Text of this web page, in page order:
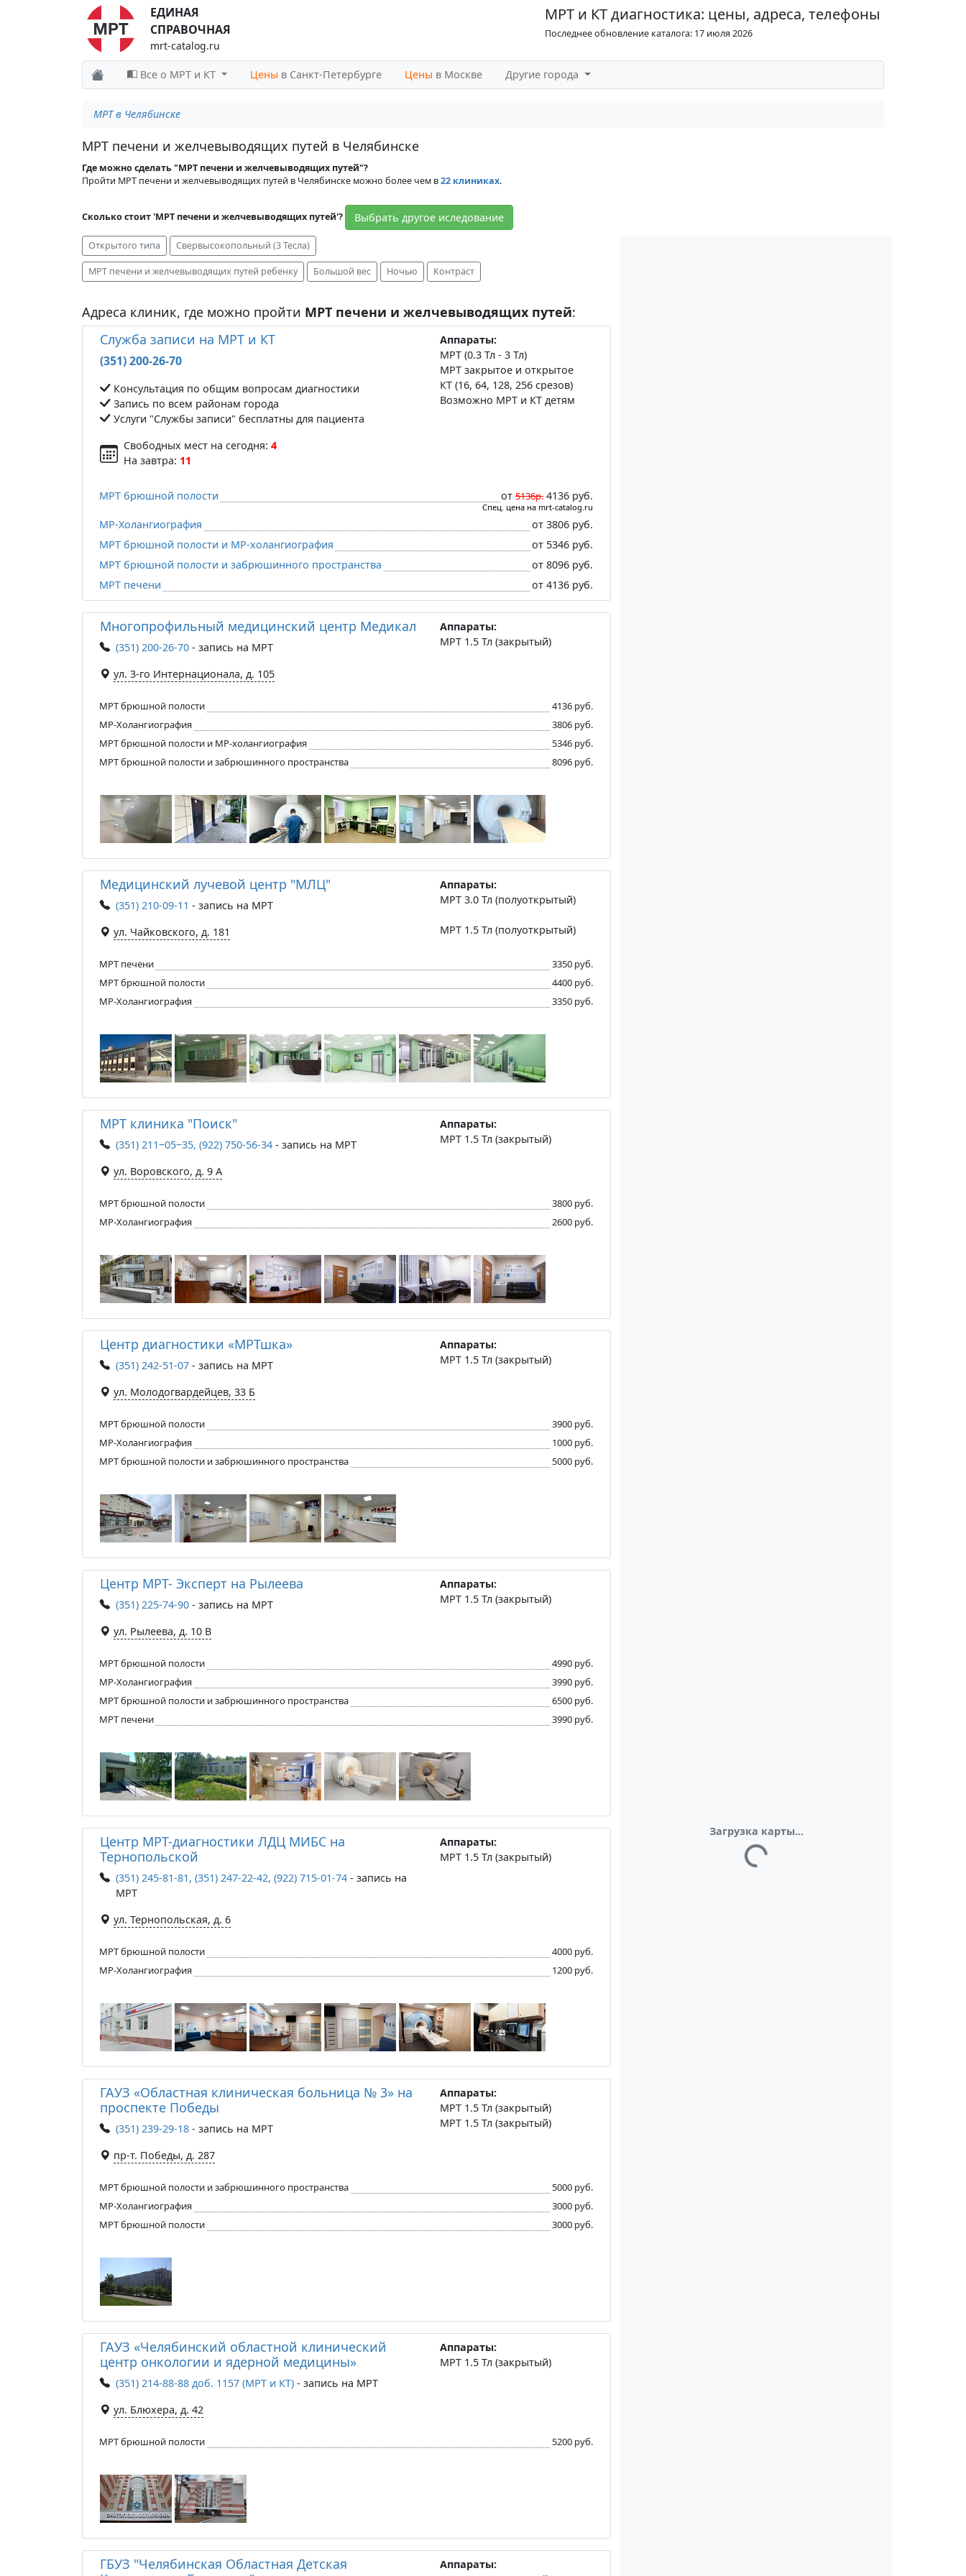
ЕДИНАЯ
СПРАВОЧНАЯ
mrt-catalog.ru
МРТ и КТ диагностика: цены, адреса, телефоны
Последнее обновление каталога: 17 июля 2026
Все о МРТ и КТ Цены в Санкт-Петербурге Цены в Москве Другие города
МРТ в Челябинске
МРТ печени и желчевыводящих путей в Челябинске
Где можно сделать "МРТ печени и желчевыводящих путей"?
Пройти МРТ печени и желчевыводящих путей в Челябинске можно более чем в22 клиниках.
Сколько стоит 'МРТ печени и желчевыводящих путей'? Выбрать другое иследование
Открытого типа Свервысокопольный (3 Тесла)
МРТ печени и желчевыводящих путей ребенку Большой вес Ночью Контраст
Адреса клиник, где можно пройти МРТ печени и желчевыводящих путей:
Служба записи на МРТ и КТ
(351) 200-26-70
Консультация по общим вопросам диагностики
Запись по всем районам города
Услуги "Службы записи" бесплатны для пациента
Свободных мест на сегодня: 4
На завтра: 11
Аппараты:
МРТ (0.3 Тл - 3 Тл)
МРТ закрытое и открытое
КТ (16, 64, 128, 256 срезов)
Возможно МРТ и КТ детям
МРТ брюшной полости от 5136р. 4136 руб.
Спец. цена на mrt-catalog.ru
МР-Холангиография
от 3806 руб.
МРТ брюшной полости и МР-холангиография
от 5346 руб.
МРТ брюшной полости и забрюшинного пространства
от 8096 руб.
МРТ печени
от 4136 руб.
Многопрофильный медицинский центр Медикал
(351) 200-26-70 - запись на МРТ
ул. 3-го Интернационала, д. 105
Аппараты:
МРТ 1.5 Тл (закрытый)
МРТ брюшной полости
4136 руб.
МР-Холангиография
3806 руб.
МРТ брюшной полости и МР-холангиография
5346 руб.
МРТ брюшной полости и забрюшинного пространства
8096 руб.
Медицинский лучевой центр "МЛЦ"
(351) 210-09-11 - запись на МРТ
ул. Чайковского, д. 181
Аппараты:
МРТ 3.0 Тл (полуоткрытый)
МРТ 1.5 Тл (полуоткрытый)
МРТ печени
3350 руб.
МРТ брюшной полости
4400 руб.
МР-Холангиография
3350 руб.
МРТ клиника "Поиск"
(351) 211‒05‒35, (922) 750-56-34 - запись на МРТ
ул. Воровского, д. 9 А
Аппараты:
МРТ 1.5 Тл (закрытый)
МРТ брюшной полости
3800 руб.
МР-Холангиография
2600 руб.
Центр диагностики «МРТшка»
(351) 242-51-07 - запись на МРТ
ул. Молодогвардейцев, 33 Б
Аппараты:
МРТ 1.5 Тл (закрытый)
МРТ брюшной полости
3900 руб.
МР-Холангиография
1000 руб.
МРТ брюшной полости и забрюшинного пространства
5000 руб.
Центр МРТ- Эксперт на Рылеева
(351) 225-74-90 - запись на МРТ
ул. Рылеева, д. 10 В
Аппараты:
МРТ 1.5 Тл (закрытый)
МРТ брюшной полости
4990 руб.
МР-Холангиография
3990 руб.
МРТ брюшной полости и забрюшинного пространства
6500 руб.
МРТ печени
3990 руб.
Центр МРТ-диагностики ЛДЦ МИБС на
Тернопольской
(351) 245-81-81, (351) 247-22-42, (922) 715-01-74 - запись на
МРТ
ул. Тернопольская, д. 6
Аппараты:
МРТ 1.5 Тл (закрытый)
МРТ брюшной полости
4000 руб.
МР-Холангиография
1200 руб.
ГАУЗ «Областная клиническая больница № 3» на
проспекте Победы
(351) 239-29-18 - запись на МРТ
пр-т. Победы, д. 287
Аппараты:
МРТ 1.5 Тл (закрытый)
МРТ 1.5 Тл (закрытый)
МРТ брюшной полости и забрюшинного пространства
5000 руб.
МР-Холангиография
3000 руб.
МРТ брюшной полости
3000 руб.
ГАУЗ «Челябинский областной клинический
центр онкологии и ядерной медицины»
(351) 214-88-88 доб. 1157 (МРТ и КТ) - запись на МРТ
ул. Блюхера, д. 42
Аппараты:
МРТ 1.5 Тл (закрытый)
МРТ брюшной полости 5200 руб.
ГБУЗ "Челябинская Областная Детская
Аппараты:
Загрузка карты...